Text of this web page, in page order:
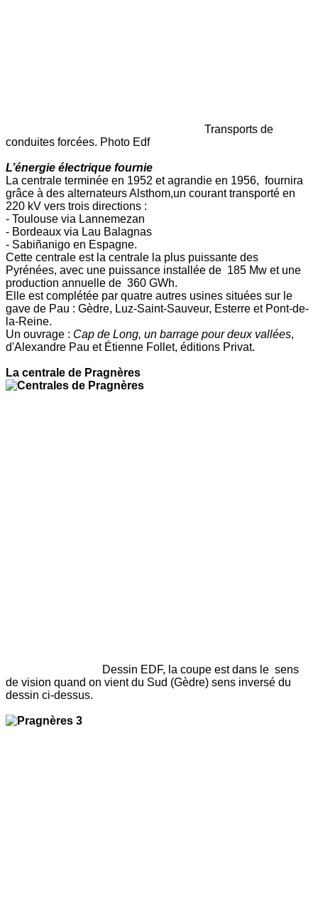
Transports de
conduites forcées. Photo Edf
L’énergie électrique fournie
La centrale terminée en 1952 et agrandie en 1956, fournira
grâce à des alternateurs Alsthom,un courant transporté en
220 kV vers trois directions :
- Toulouse via Lannemezan
- Bordeaux via Lau Balagnas
- Sabiñanigo en Espagne.
Cette centrale est la centrale la plus puissante des
Pyrénées, avec une puissance installée de 185 Mw et une
production annuelle de 360 GWh.
Elle est complétée par quatre autres usines situées sur le
gave de Pau : Gèdre, Luz-Saint-Sauveur, Esterre et Pont-de-
la-Reine.
Un ouvrage : Cap de Long, un barrage pour deux vallées,
d'Alexandre Pau et Étienne Follet, éditions Privat.
La centrale de Pragnères
Dessin EDF, la coupe est dans le sens
de vision quand on vient du Sud (Gèdre) sens inversé du
dessin ci-dessus.